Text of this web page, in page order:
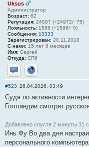
Uksus
Администратор
Возраст: 62
Репутация: 24897 (+24972/−75)
Лояльность: 1586 (+1586/−0)
Сообщения: 13333
Зарегистрирован: 20.11.2010
С нами: 15 лет 8 месяцев
Имя: Сергей
Откуда: СПб
Отправить личное
Сайт
#523 26.04.2026, 03:49
Судя по активности
Голландии смотрят
Добавлено спустя 2 минуты 31
Инь Фу Во два дня
персонального